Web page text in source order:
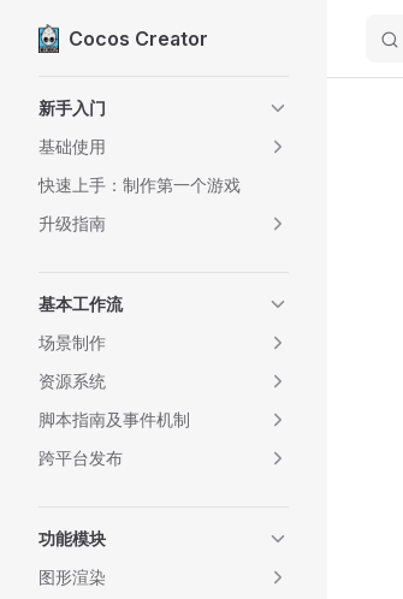
Skip to content
Cocos Creator
新手入门
基础使用
快速上手：制作第一个游戏
升级指南
基本工作流
场景制作
资源系统
脚本指南及事件机制
跨平台发布
功能模块
图形渲染